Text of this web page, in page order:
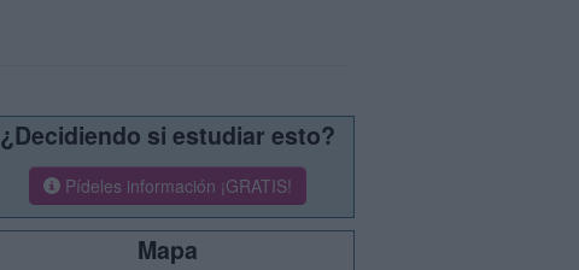
¿Decidiendo si estudiar esto?
Pídeles información ¡GRATIS!
Mapa